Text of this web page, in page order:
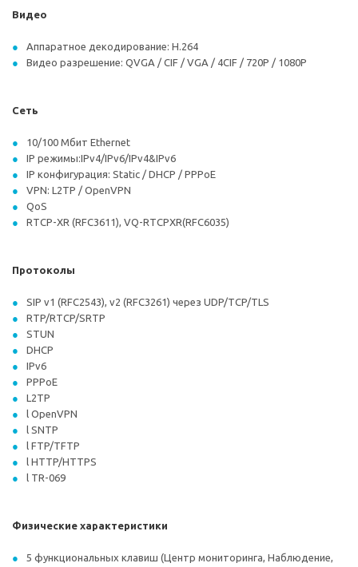
Видео
Аппаратное декодирование: H.264
Видео разрешение: QVGA / CIF / VGA / 4CIF / 720P / 1080P
Сеть
10/100 Мбит Ethernet
IP режимы:IPv4/IPv6/IPv4&IPv6
IP конфигурация: Static / DHCP / PPPoE
VPN: L2TP / OpenVPN
QoS
RTCP-XR (RFC3611), VQ-RTCPXR(RFC6035)
Протоколы
SIP v1 (RFC2543), v2 (RFC3261) через UDP/TCP/TLS
RTP/RTCP/SRTP
STUN
DHCP
IPv6
PPPoE
L2TP
l OpenVPN
l SNTP
l FTP/TFTP
l HTTP/HTTPS
l TR-069
Физические характеристики
5 функциональных клавиш (Центр мониторинга, Наблюдение,